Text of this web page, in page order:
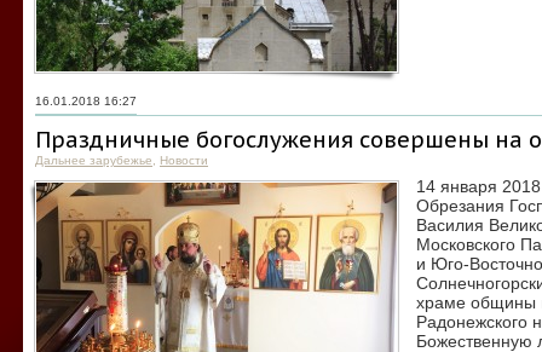
16.01.2018 16:27
Праздничные богослужения совершены на
Дальнее зарубежье Новости
14 января
Обрезания
Василия
Московского
и Юго-
храме общины
Радонежского
Божественную